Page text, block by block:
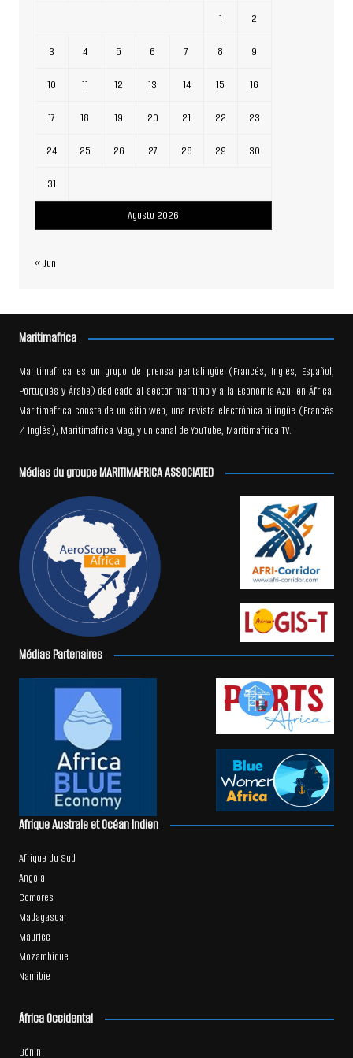
Agosto 2026
1 2
3 4 5 6 7 8 9
10 11 12 13 14 15 16
17 18 19 20 21 22 23
24 25 26 27 28 29 30
31
« Jun
Maritimafrica
Maritimafrica es un grupo de prensa pentalingüe (Francés, Inglés, Español,
Portugués y Árabe) dedicado al sector marítimo y a la Economía Azul en África.
Maritimafrica consta de un sitio web, una revista electrónica bilingüe (Francés
/ Inglés), Maritimafrica Mag, y un canal de YouTube, Maritimafrica TV.
Médias du groupe MARITIMAFRICA ASSOCIATED
Médias Partenaires
Afrique Australe et Océan Indien
Afrique du Sud
Angola
Comores
Madagascar
Maurice
Mozambique
Namibie
África Occidental
Bénin